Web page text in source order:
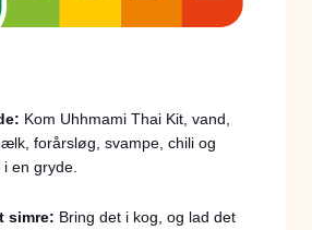
Kom Uhhmami Thai Kit, vand,
forårsløg, svampe, chili og
en gryde.
simre: Bring det i kog, og lad det